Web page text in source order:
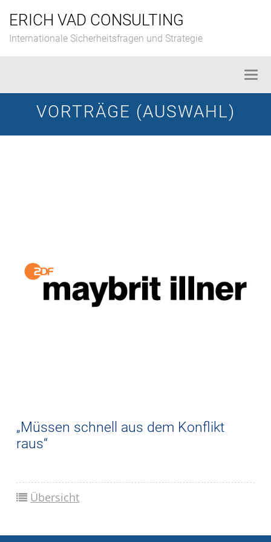
content
ERICH VAD CONSULTING
Internationale Sicherheitsfragen und Strategie
VORTRÄGE (AUSWAHL)
„Müssen schnell aus dem Konflikt
raus“
Übersicht